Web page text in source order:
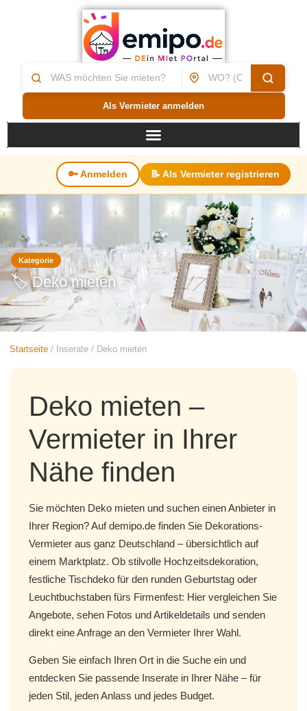
Als Vermieter anmelden
🔑 Anmelden 📝 Als Vermieter registrieren
Kategorie
🏷️ Deko mieten
2 Inserate verfügbar
Startseite / Inserate / Deko mieten
Deko mieten –
Vermieter in Ihrer
Nähe finden
Sie möchten Deko mieten und suchen einen Anbieter in
Ihrer Region? Auf demipo.de finden Sie Dekorations-
Vermieter aus ganz Deutschland – übersichtlich auf
einem Marktplatz. Ob stilvolle Hochzeitsdekoration,
festliche Tischdeko für den runden Geburtstag oder
Leuchtbuchstaben fürs Firmenfest: Hier vergleichen Sie
Angebote, sehen Fotos und Artikeldetails und senden
direkt eine Anfrage an den Vermieter Ihrer Wahl.
Geben Sie einfach Ihren Ort in die Suche ein und
entdecken Sie passende Inserate in Ihrer Nähe – für
jeden Stil, jeden Anlass und jedes Budget.